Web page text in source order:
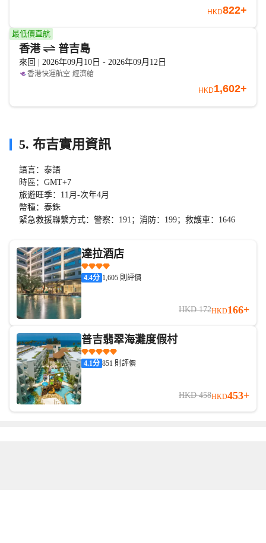
HKD822+
最低價直航
香港 普吉島
來回 | 2026年09月10日 - 2026年09月12日
香港快運航空 經濟艙
HKD1,602+
5. 布吉實用資訊
語言：泰語
時區：GMT+7
旅遊旺季：11月-次年4月
幣種：泰銖
緊急救援聯繫方式：警察：191；消防：199；救護車：1646
達拉酒店
4.4分 1,605 則評價
HKD 172HKD166+
普吉翡翠海灘度假村
4.1分 851 則評價
HKD 458HKD453+